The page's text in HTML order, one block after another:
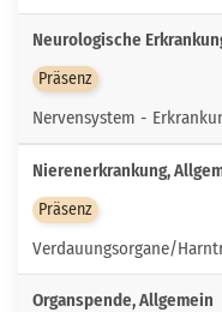
Neurologische
Präsenz
Nervensystem -
Nierenerkrankung,
Präsenz
Verdauungsorgane/
Organspende, Allgemein